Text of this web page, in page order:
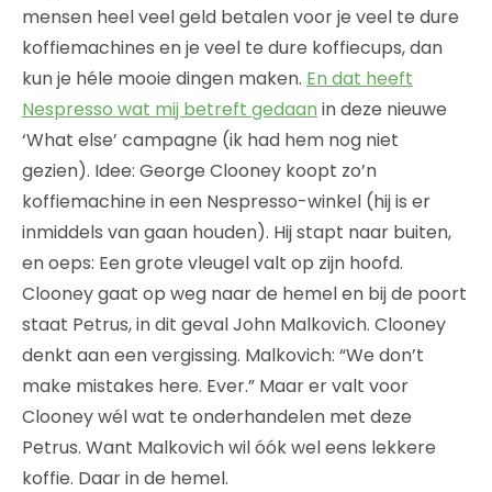
mensen heel veel geld betalen voor je veel te dure
koffiemachines en je veel te dure koffiecups, dan
kun je héle mooie dingen maken. En dat heeft
Nespresso wat mij betreft gedaan in deze nieuwe
‘What else’ campagne (ik had hem nog niet
gezien). Idee: George Clooney koopt zo’n
koffiemachine in een Nespresso-winkel (hij is er
inmiddels van gaan houden). Hij stapt naar buiten,
en oeps: Een grote vleugel valt op zijn hoofd.
Clooney gaat op weg naar de hemel en bij de poort
staat Petrus, in dit geval John Malkovich. Clooney
denkt aan een vergissing. Malkovich: “We don’t
make mistakes here. Ever.” Maar er valt voor
Clooney wél wat te onderhandelen met deze
Petrus. Want Malkovich wil óók wel eens lekkere
koffie. Daar in de hemel.